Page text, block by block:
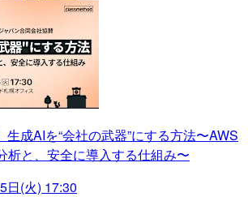
生成AIを“会社の武器”にする方法〜AWS
析と、安全に導入する仕組み〜
日(火) 17:30